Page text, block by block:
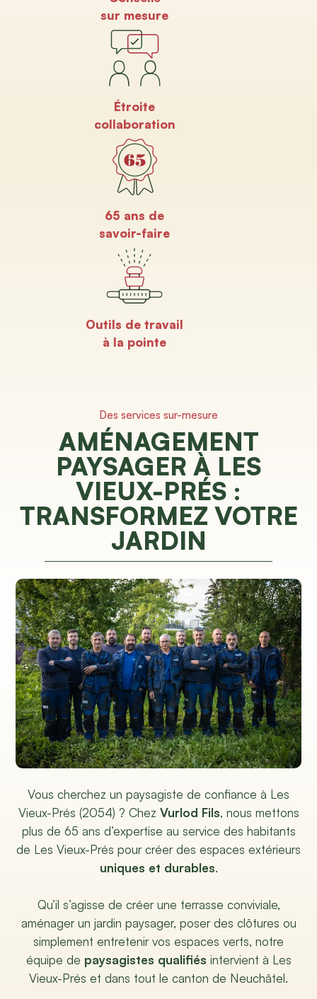
sur mesure
Étroite
collaboration
65 ans de
savoir-faire
Outils de travail
à la pointe
Des services sur-mesure
AMÉNAGEMENT
PAYSAGER À LES
VIEUX-PRÉS :
TRANSFORMEZ VOTRE
JARDIN
Vous cherchez un paysagiste de confiance à Les
Vieux-Prés (2054) ? Chez Vurlod Fils, nous mettons
plus de 65 ans d’expertise au service des habitants
de Les Vieux-Prés pour créer des espaces extérieurs
uniques et durables.
Qu’il s’agisse de créer une terrasse conviviale,
aménager un jardin paysager, poser des clôtures ou
simplement entretenir vos espaces verts, notre
équipe de paysagistes qualifiés intervient à Les
Vieux-Prés et dans tout le canton de Neuchâtel.